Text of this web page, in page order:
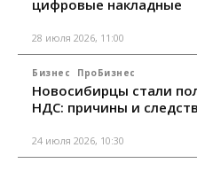
цифровые накладные
28 июля 2026, 11:00
Бизнес ПроБизнес
Новосибирцы стали
НДС: причины и
24 июля 2026, 10:30